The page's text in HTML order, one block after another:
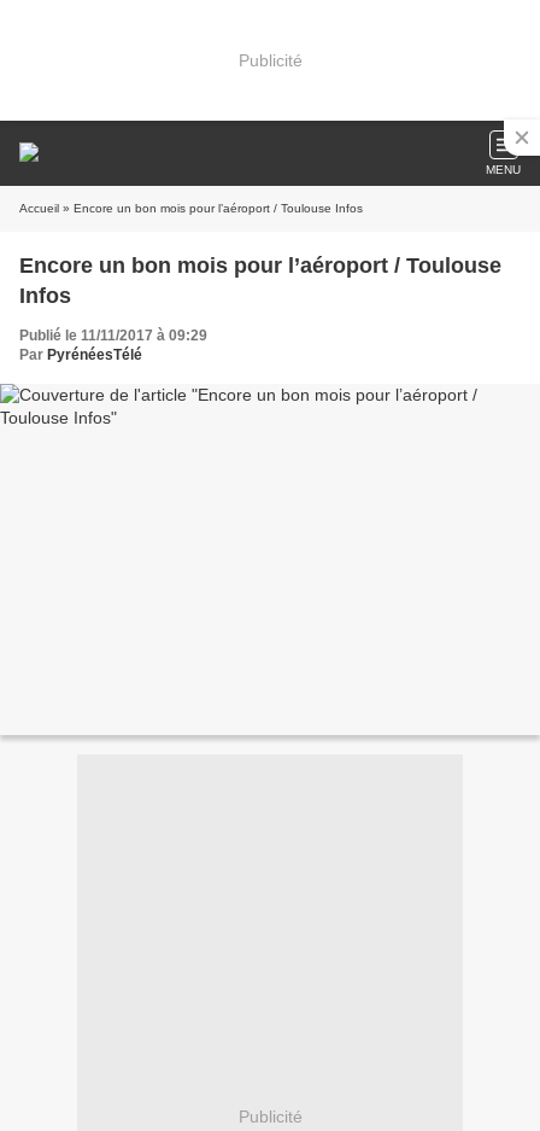
Publicité
MENU
Accueil » Encore un bon mois pour l’aéroport / Toulouse Infos
Encore un bon mois pour l’aéroport / Toulouse
Infos
Publié le 11/11/2017 à 09:29
Par PyrénéesTélé
Publicité